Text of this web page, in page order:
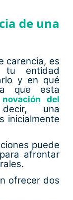
de una
carencia, es
tu entidad
y en qué
que esta
novación del
una
inicialmente
puede
afrontar
ofrecer dos